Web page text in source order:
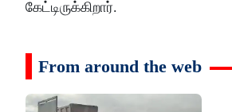
கேட்டிருக்கிறார்.
From around the web